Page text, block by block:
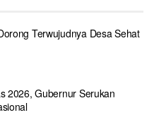
Terwujudnya Desa Sehat
2026, Gubernur Serukan